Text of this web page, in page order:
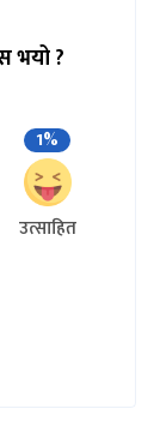
भयो ?
1%
उत्साहित